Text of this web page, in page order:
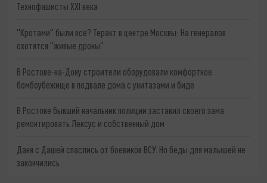
Технофашисты XXI века
"Кротами" были все? Теракт в центре Москвы: На генералов
охотятся "живые дроны"
В Ростове-на-Дону строители оборудовали комфортное
бомбоубежище в подвале дома с унитазами и биде
В Ростове бывший начальник полиции заставил своего зама
ремонтировать Лексус и собственный дом
Даня с Дашей спаслись от боевиков ВСУ. Но беды для малышей не
закончились